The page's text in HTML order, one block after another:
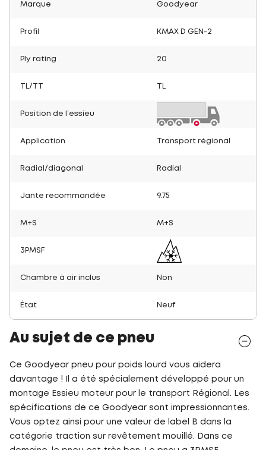
Marque Goodyear
Profil KMAX D GEN-2
Ply rating 20
TL/TT
Position de l’essieu
Application Transport régional
Radial/diagonal Radial
Jante recommandée 9.75
M+S M+S
3PMSF
Chambre à air inclus Non
État Neuf
Au sujet de ce pneu
Ce Goodyear pneu pour poids lourd vous aidera
davantage ! Il a été spécialement développé pour un
montage Essieu moteur pour le transport Régional. Les
spécifications de ce Goodyear sont impressionnantes.
Vous optez ainsi pour une valeur de label B dans la
catégorie traction sur revêtement mouillé. Dans ce